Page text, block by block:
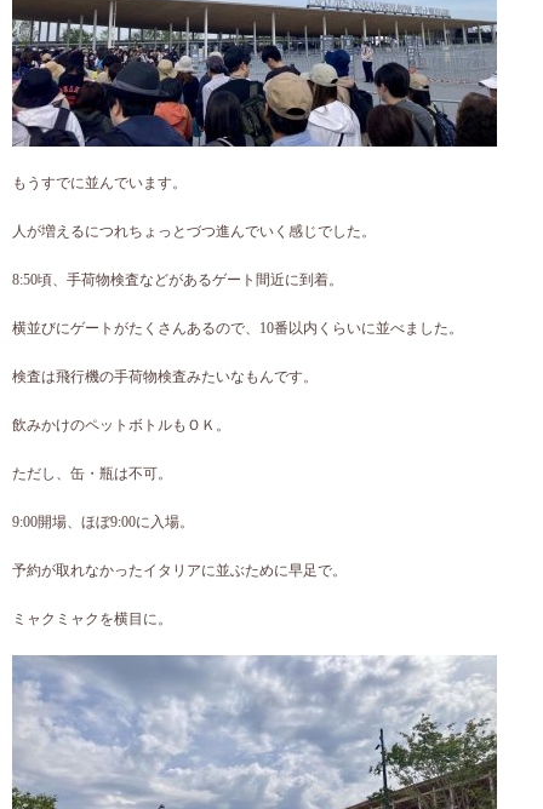
もうすでに並んでいます。
人が増えるにつれちょっとづつ進んでいく感じでした。
8:50頃、手荷物検査などがあるゲート間近に到着。
横並びにゲートがたくさんあるので、10番以内くらいに並べました。
検査は飛行機の手荷物検査みたいなもんです。
飲みかけのペットボトルもＯＫ。
ただし、缶・瓶は不可。
9:00開場、ほぼ9:00に入場。
予約が取れなかったイタリアに並ぶために早足で。
ミャクミャクを横目に。